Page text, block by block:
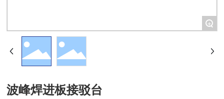
+
波峰焊进板接驳台